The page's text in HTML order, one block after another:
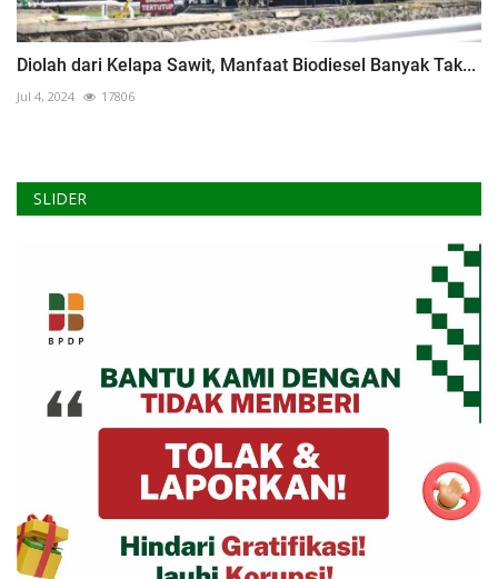
Diolah dari Kelapa Sawit, Manfaat Biodiesel Banyak Tak...
Jul 4, 2024 17806
SLIDER